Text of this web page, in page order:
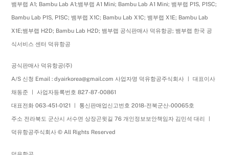
뱀부랩 A1; Bambu Lab A1;뱀부랩 A1 Mini; Bambu Lab A1 Mini; 뱀부랩 P1S, P1SC;
Bambu Lab P1S, P1SC; 뱀부랩 X1C; Bambu Lab X1C; 뱀부랩 X1E; Bambu Lab
X1E;뱀부랩 H2D; Bambu Lab H2D; 뱀부랩 공식판매사 덕유항공; 뱀부랩 한국 공
식서비스 센터 덕유항공
공식판매사 덕유항공(주)
A/S 신청 Email : dyairkorea@gmail.com 사업자명 덕유항공주식회사 ㅣ 대표이사
채동준 ㅣ 사업자등록번호 827-87-00861
대표전화 063-451-0121 ㅣ 통신판매업신고번호 2018-전북군산-00065호
주소 전라북도 군산시 서수면 상장곤윗길 76 개인정보보안책임자 김민석 대리 ㅣ
덕유항공주식회사 © All Rights Reserved
덕유항공